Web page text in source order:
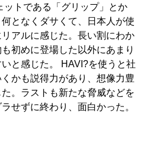
ットである「グリップ」とか
何となくダサくて、日本人が使
アルに感じた。長い割にわか
初めに登場した以外にあまり
と感じた。 HAVI?を使うと社
かも説得力があり、想像力豊
。ラストも新たな脅威などを
せずに終わり、面白かった。